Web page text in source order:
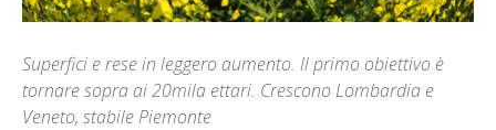
Superfici e rese in leggero aumento. Il primo obiettivo è
tornare sopra ai 20mila ettari. Crescono Lombardia e
Veneto, stabile Piemonte